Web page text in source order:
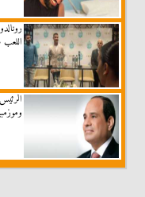
اللعب 3 سنوات